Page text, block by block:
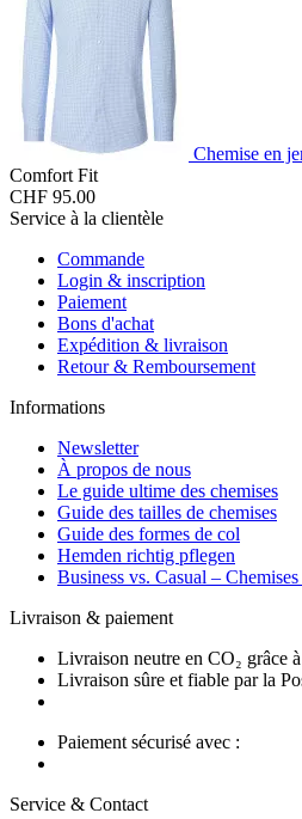
Chemise en
Comfort Fit
CHF 95.00
Service à la clientèle
Commande
Login & inscription
Paiement
Bons d'achat
Expédition & livraison
Retour & Remboursement
Informations
Newsletter
À propos de nous
Le guide ultime des chemises
Guide des tailles de chemises
Guide des formes de col
Hemden richtig pflegen
Business vs. Casual –
Livraison & paiement
Livraison neutre en CO₂ grâce
Livraison sûre et fiable par la
Paiement sécurisé avec :
Service & Contact